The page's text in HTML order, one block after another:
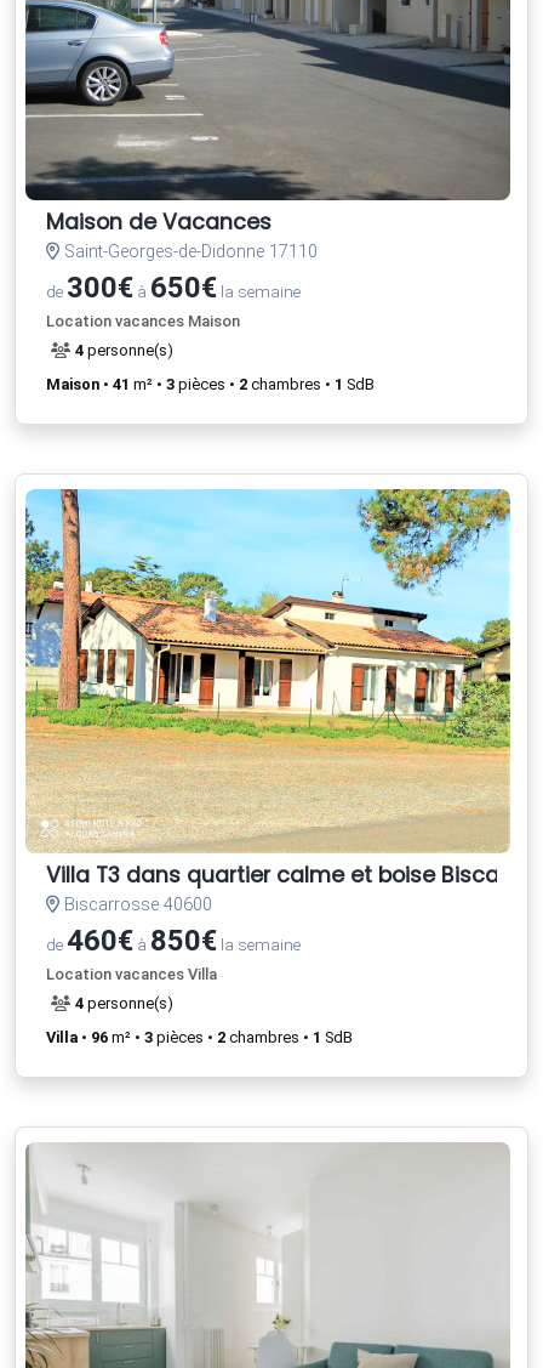
Maison de Vacances
Saint-Georges-de-Didonne 17110
de 300€ à 650€ la semaine
Location vacances Maison
4 personne(s)
Maison • 41 m² • 3 pièces • 2 chambres • 1 SdB
Villa T3 dans quartier calme et boise
Biscarrosse 40600
de460€ à 850€ la semaine
Location vacances Villa
4 personne(s)
Villa • 96 m² • 3 pièces • 2 chambres • 1 SdB